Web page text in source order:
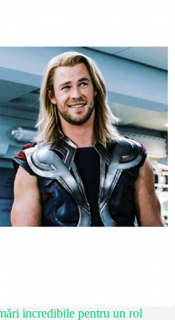
incredibile pentru un rol